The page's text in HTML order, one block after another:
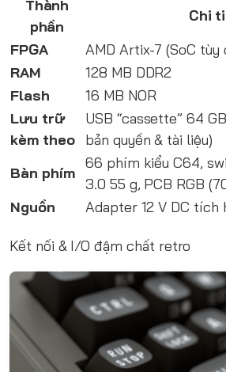
Thành
phần
Chi
FPGA
AMD Artix-7 (SoC tùy
RAM
128 MB DDR2
Flash
16 MB NOR
Lưu trữ
kèm theo
USB “cassette” 64
bản quyền & tài liệu)
Bàn phím
66 phím kiểu C64,
3.0 55 g, PCB RGB
Nguồn
Adapter 12 V DC tích
Kết nối & I/O đậm chất retro